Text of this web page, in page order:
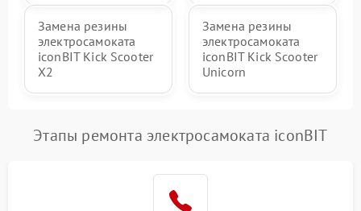
Замена резины
электросамоката
iconBIT Kick Scooter
X2
Замена резины
электросамоката
iconBIT Kick Scooter
Unicorn
Этапы ремонта электросамоката iconBIT